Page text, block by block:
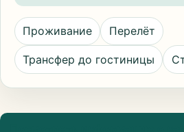
Проживание Перелёт
Трансфер до гостиницы